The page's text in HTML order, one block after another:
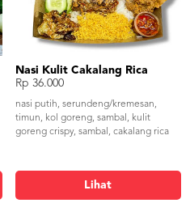
Nasi Kulit Cakalang Rica
Rp 36.000
nasi putih, serundeng/kremesan,
timun, kol goreng, sambal, kulit
goreng crispy, sambal, cakalang rica
Lihat